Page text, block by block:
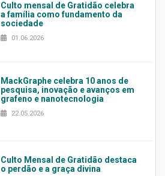
Culto mensal de Gratidão celebra
a família como fundamento da
sociedade
01.06.2026
MackGraphe celebra 10 anos de
pesquisa, inovação e avanços em
grafeno e nanotecnologia
22.05.2026
Culto Mensal de Gratidão destaca
o perdão e a graça divina